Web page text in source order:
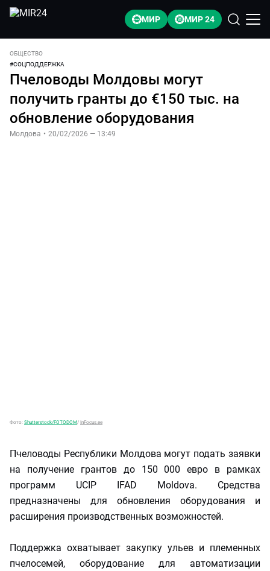
МИР МИР 24
ОБЩЕСТВО
#СОЦПОДДЕРЖКА
Пчеловоды Молдовы могут
получить гранты до €150 тыс. на
обновление оборудования
Молдова • 20/02/2026 — 13:49
Фото: Shutterstock/FOTODOM/ InFocus.ee
Пчеловоды Республики Молдова могут подать заявки
на получение грантов до 150 000 евро в рамках
программ UCIP IFAD Moldova. Средства
предназначены для обновления оборудования и
расширения производственных возможностей.
Поддержка охватывает закупку ульев и племенных
пчелосемей, оборудование для автоматизации